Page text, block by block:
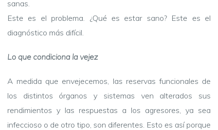
sanas.
Este es el problema. ¿Qué es estar sano? Este es el
diagnóstico más difícil.
Lo que condiciona la vejez
A medida que envejecemos, las reservas funcionales de
los distintos órganos y sistemas ven alterados sus
rendimientos y las respuestas a los agresores, ya sea
infeccioso o de otro tipo, son diferentes. Esto es así porque